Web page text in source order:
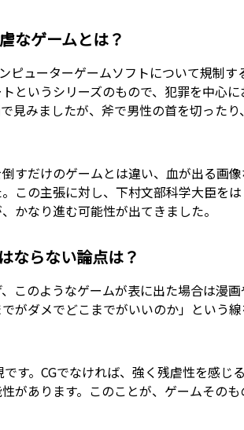
なゲームとは？
ューターゲームソフトについて規制
というシリーズのもので、犯罪を中心に
見みましたが、斧で男性の首を切った
すだけのゲームとは違い、血が出る画
この主張に対し、下村文部科学大臣を
かなり進む可能性が出てきました。
ならない論点は？
このようなゲームが表に出た場合は漫
がダメでどこまでがいいのか」という
す。CGでなければ、強く残虐性を感じ
があります。このことが、ゲームその